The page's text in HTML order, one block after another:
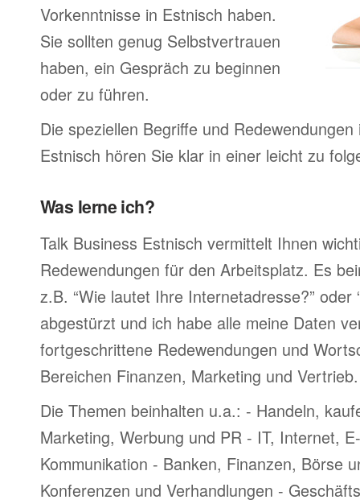
Vorkenntnisse in Estnisch haben.
Sie sollten genug Selbstvertrauen
haben, ein Gespräch zu beginnen
oder zu führen.
Die speziellen Begriffe und Redewendungen
Estnisch hören Sie klar in einer leicht zu
Was lerne ich?
Talk Business Estnisch vermittelt Ihnen
Redewendungen für den Arbeitsplatz. Es
z.B. “Wie lautet Ihre Internetadresse?” oder
abgestürzt und ich habe alle meine Daten
fortgeschrittene Redewendungen und
Bereichen Finanzen, Marketing und Vertrieb.
Die Themen beinhalten u.a.: - Handeln,
Marketing, Werbung und PR - IT, Internet,
Kommunikation - Banken, Finanzen, Börse
Konferenzen und Verhandlungen -